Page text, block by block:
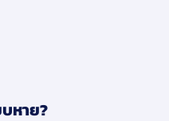
หาย?